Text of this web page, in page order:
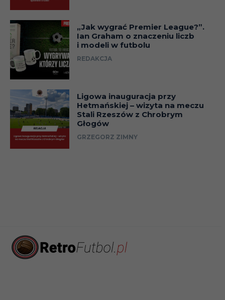
„Jak wygrać Premier League?”.
Ian Graham o znaczeniu liczb
i modeli w futbolu
REDAKCJA
Ligowa inauguracja przy
Hetmańskiej – wizyta na meczu
Stali Rzeszów z Chrobrym
Głogów
GRZEGORZ ZIMNY